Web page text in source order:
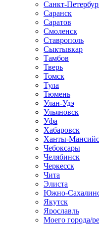
Санкт-
Саранск
Саратов
Смоленск
Ставрополь
Сыктывкар
Тамбов
Тверь
Томск
Тула
Тюмень
Улан-Удэ
Ульяновск
Уфа
Хабаровск
Ханты-
Чебоксары
Челябинск
Черкесск
Чита
Элиста
Южно-
Якутск
Ярославль
Моего города/